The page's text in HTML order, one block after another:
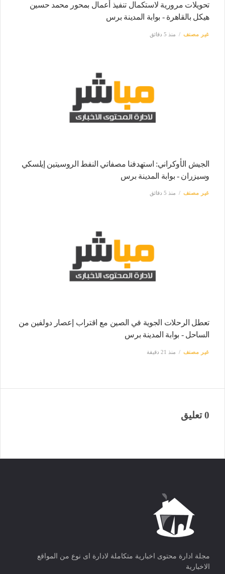
تحويلات مرورية لاستكمال تنفيذ أعمال بمحور محمد حسين
هيكل بالقاهرة - بوابة المدينة برس
غير مصنف منذ 5 دقائق
الجيش الأوكراني: استهدفنا مصفاتي النفط الروسيتين إيلسكي
وسيزران - بوابة المدينة برس
غير مصنف منذ 5 دقائق
تعطل الرحلات الجوية في الصين مع اقتراب إعصار دولفين من
الساحل - بوابة المدينة برس
غير مصنف منذ 21 دقيقة
0 تعليق
مجلة ادارة محتوى اخبارية متكاملة لادارة اى نوع من المواقع
الاخبارية